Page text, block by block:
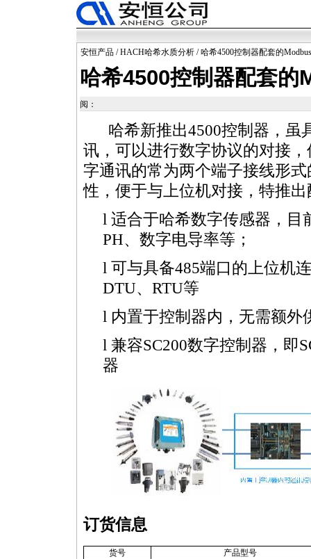
安恒产品 /HACH哈希水质分析 / 哈希4500控制器配套的
哈希4500控制器配套
阅：
哈希新推出4500控制器，虽
讯，可以进行数字协议的对接
字通讯的常为两个端子接线形
性，便于与上位机对接，特推
l 适合于哈希数字传感器，目
PH、数字电导率等；
l 可与具备485端口的上位机
DTU、RTU等
l 内置于控制器内，无需额外
l 兼容SC200数字控制器，即
器
订货信息
货号
产品型号